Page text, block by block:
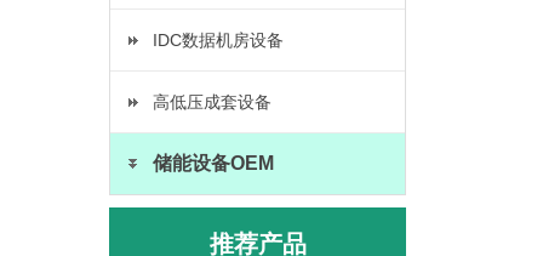
IDC数据机房设备
高低压成套设备
储能设备OEM
推荐产品